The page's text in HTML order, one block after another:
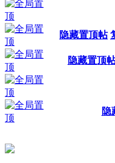
隐藏置顶帖
隐藏置顶
隐